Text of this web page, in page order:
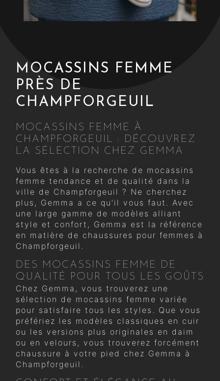
MOCASSINS FEMME
PRÈS DE
CHAMPFORGEUIL
MOCASSINS FEMME À
CHAMPFORGEUIL : DÉCOUVREZ
LA SÉLECTION CHEZ GEMMA
Vous êtes à la recherche de mocassins
femme tendance et de qualité dans la
ville de Champforgeuil ? Ne cherchez
plus, Gemma a ce qu'il vous faut. Avec
une large gamme de modèles alliant
style et confort, Gemma est la référence
en matière de chaussures pour femmes à
Champforgeuil.
DES MOCASSINS FEMME DE
QUALITÉ POUR TOUS LES GOÛTS
Chez Gemma, vous trouverez une
sélection de mocassins femme variée
pour satisfaire tous les styles. Que vous
préfériez les modèles classiques en cuir
ou les versions plus originales en daim
ou en velours, vous trouverez forcément
chaussure à votre pied chez Gemma à
Champforgeuil.